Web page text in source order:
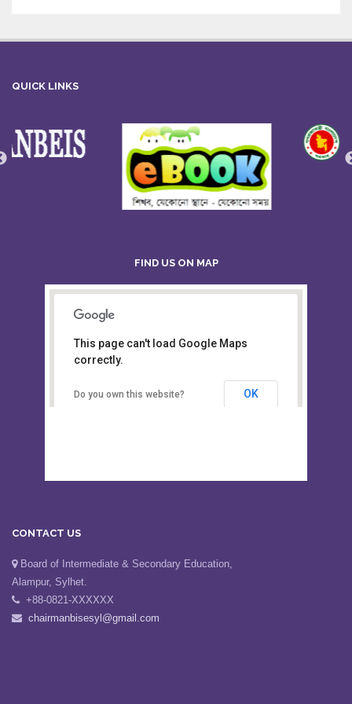
QUICK LINKS
Board of Intermediate &
Secondary Education, Alampur,
Sylhet
This page can't load Google Maps
Board of Intermediate & Secondary Education,
Alampur, Sylhet.
+88-0821-XXXXXX